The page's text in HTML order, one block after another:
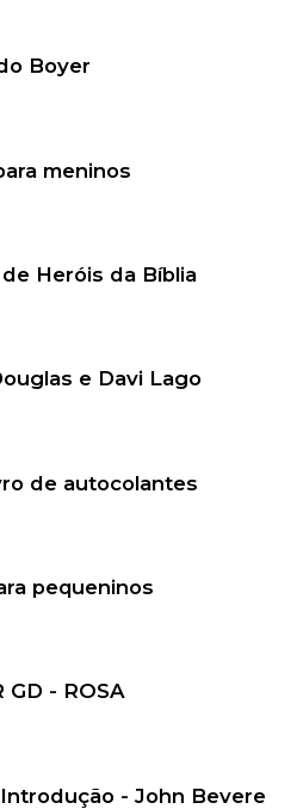
Boyer
meninos
Heróis da Bíblia
e Davi Lago
de autocolantes
pequeninos
GD - ROSA
- John Bevere